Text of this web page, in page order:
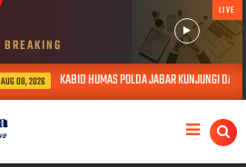
BREAKING
LIVE
AUG 08, 2026 KABID HUMAS POLDA JABAR KUNJUNGI DAN